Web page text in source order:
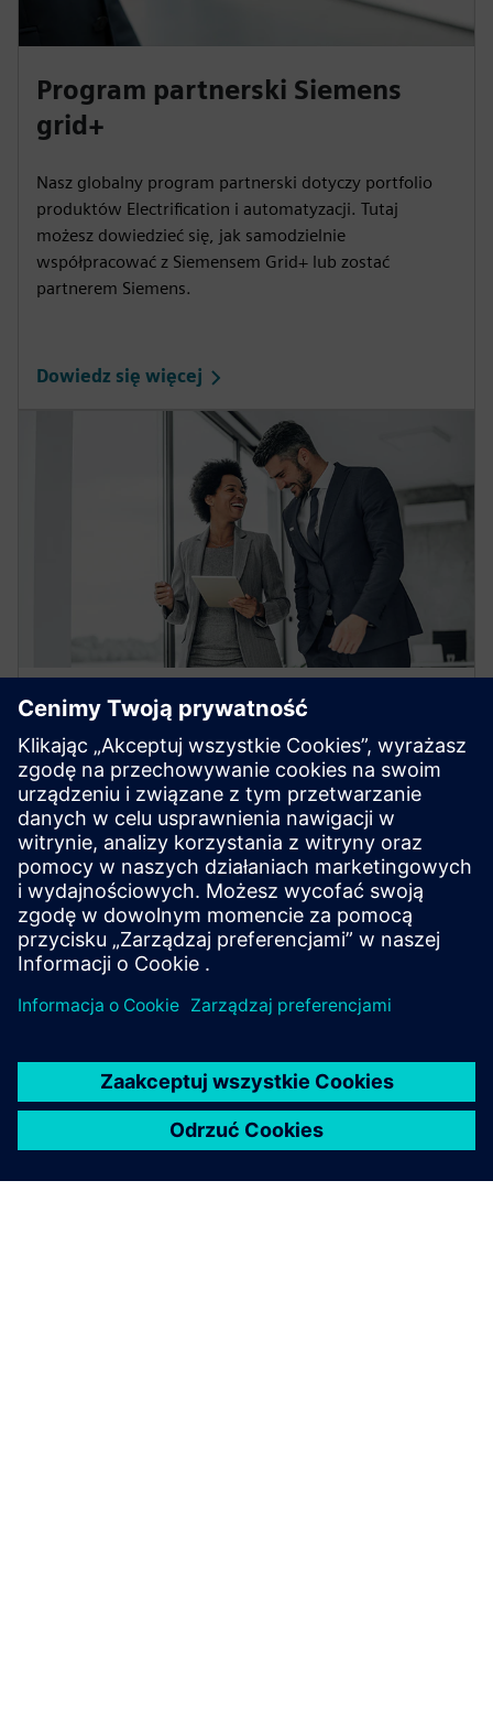
Program partnerski Siemens
grid+
Nasz globalny program partnerski dotyczy portfolio
produktów Electrification i automatyzacji. Tutaj
możesz dowiedzieć się, jak samodzielnie
współpracować z Siemensem Grid+ lub zostać
partnerem Siemens.
Dowiedz się więcej
Wyszukiwarka partnerów
automatyzacji
Odkryj odpowiednich partnerów z branży automatyki
cyfrowej dla swoich celów.
Dowiedz się więcej